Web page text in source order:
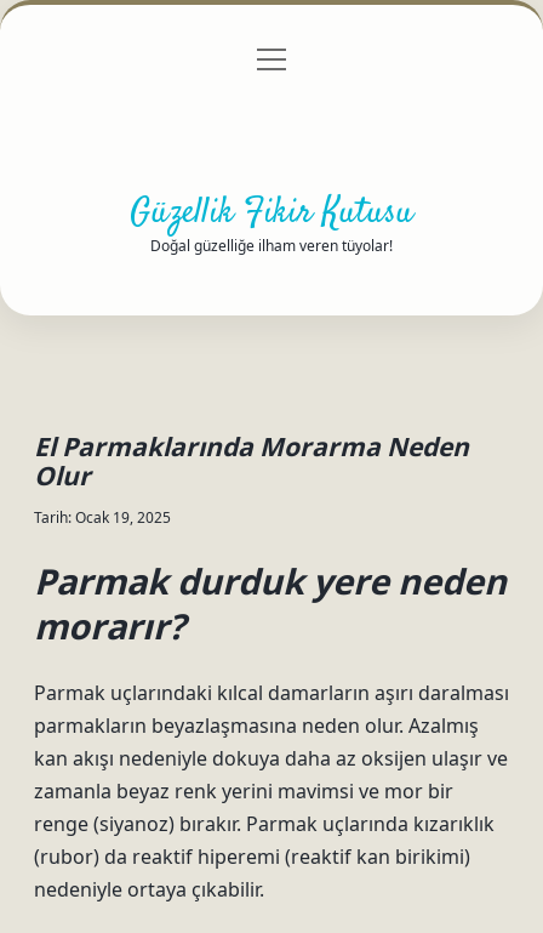
Gizlilik Politikası
menüyü
Güzellik Fikir Kutusu
Doğal güzelliğe ilham veren tüyolar!
El Parmaklarında Morarma Neden
Olur
Tarih: Ocak 19, 2025
Parmak durduk yere neden
morarır?
Parmak uçlarındaki kılcal damarların aşırı daralması
parmakların beyazlaşmasına neden olur. Azalmış
kan akışı nedeniyle dokuya daha az oksijen ulaşır ve
zamanla beyaz renk yerini mavimsi ve mor bir
renge (siyanoz) bırakır. Parmak uçlarında kızarıklık
(rubor) da reaktif hiperemi (reaktif kan birikimi)
nedeniyle ortaya çıkabilir.